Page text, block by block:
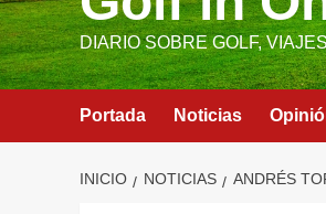
DIARIO SOBRE GOLF,
Portada Noticias
INICIO NOTICIAS ANDRÉS